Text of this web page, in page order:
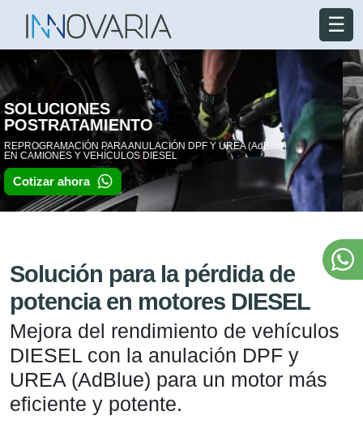
☰
ANULACIÓN DPF
SOLUCIONES PARA LA PÉRDIDA DE POTENCIA
EN LOS MOTORES DE VEHÍCULOS DIESEL
Cotizar ahora
Solución para la pérdida de
potencia en motores DIESEL
Mejora del rendimiento de vehículos
DIESEL con la anulación DPF y
UREA (AdBlue) para un motor más
eficiente y potente.